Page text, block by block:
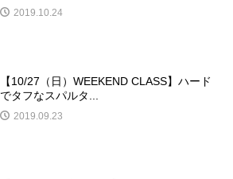
2019.10.24
【10/27（日）WEEKEND CLASS】ハード
でタフなスパルタ...
2019.09.23